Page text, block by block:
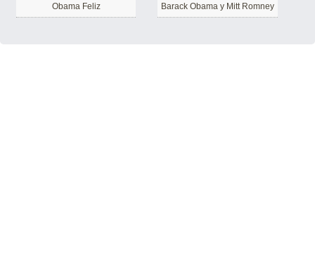
Obama Feliz Barack Obama y Mitt Romney